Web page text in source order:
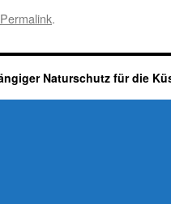
Permalink.
Naturschutz für die